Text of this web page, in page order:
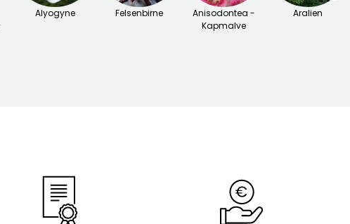
Alyogyne Felsenbirne
Anisodontea -
Kapmalve
Aralien